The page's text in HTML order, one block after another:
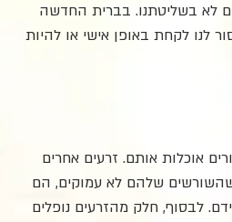
לא בשליטתנו. בברית החדשה
לנו לקחת באופן אישי או להיות
אוכלות אותם. זרעים אחרים
שלהם לא עמוקים, הם
לבסוף, חלק מהזרעים נופלים